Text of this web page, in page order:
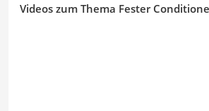
Videos zum Thema Fester